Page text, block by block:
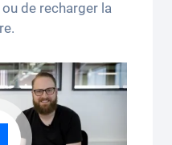
de recharger la